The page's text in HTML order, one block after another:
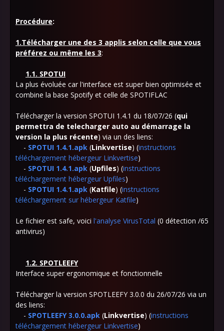
Procédure:
1.Télécharger une des 3 applis selon celle que vous
préférez ou même les 3:
1.1. SPOTUI
La plus évoluée car l'interface est super bien optimisée et
combine la base Spotify et celle de SPOTIFLAC
Télécharger la version SPOTUI 1.4.1 du 18/07/26 (qui
permettra de telecharger auto au démarrage la
version la plus récente) via un des liens:
- SPOTUI 1.4.1.apk (Linkvertise) (instructions
téléchargement hébergeur Linkvertise)
- SPOTUI 1.4.1.apk (Upfiles) (instructions
téléchargement hébergeur Upfiles)
- SPOTUI 1.4.1.apk (Katfile) (instructions
téléchargement sur hébergeur Katfile)
Le fichier est safe, voici l'analyse VirusTotal (0 détection /65
antivirus)
1.2. SPOTLEEFY
Interface super ergonomique et fonctionnelle
Télécharger la version SPOTLEEFY 3.0.0 du 26/07/26 via un
des liens:
- SPOTLEEFY 3.0.0.apk (Linkvertise) (instructions
téléchargement hébergeur Linkvertise)